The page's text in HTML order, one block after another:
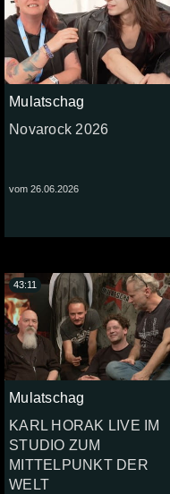
Mulatschag
Novarock 2026
vom 26.06.2026
Mulatschag
KARL HORAK LIVE IM
STUDIO ZUM
MITTELPUNKT DER
WELT
43:11